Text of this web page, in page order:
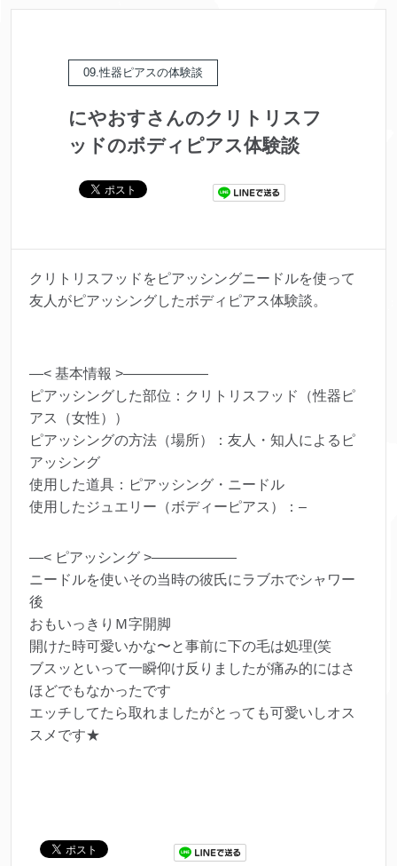
09.性器ピアスの体験談
にやおすさんのクリトリスフ
ッドのボディピアス体験談
クリトリスフッドをピアッシングニードルを使って
友人がピアッシングしたボディピアス体験談。
—< 基本情報 >——————
ピアッシングした部位：クリトリスフッド（性器ピ
アス（女性））
ピアッシングの方法（場所）：友人・知人によるピ
アッシング
使用した道具：ピアッシング・ニードル
使用したジュエリー（ボディーピアス）：–
—< ピアッシング >——————
ニードルを使いその当時の彼氏にラブホでシャワー
後
おもいっきりＭ字開脚
開けた時可愛いかな〜と事前に下の毛は処理(笑
ブスッといって一瞬仰け反りましたが痛み的にはさ
ほどでもなかったです
エッチしてたら取れましたがとっても可愛いしオス
スメです★